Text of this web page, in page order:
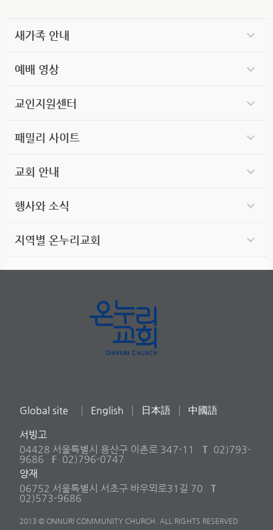
새가족 안내
예배 영상
교인지원센터
패밀리 사이트
교회 안내
행사와 소식
지역별 온누리교회
Global site English 日本語 中國語
서빙고
04428 서울특별시 용산구 이촌로 347-11
T 02)793-
9686
F 02)796-0747
양재
06752 서울특별시 서초구 바우뫼로31길 70
T
02)573-9686
2013 © ONNURI COMMUNITY CHURCH. ALL RIGHTS RESERVED